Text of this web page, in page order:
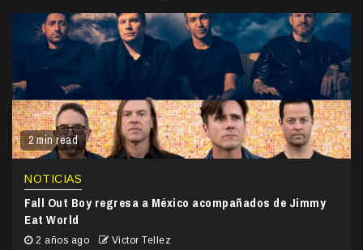
2 min read
NOTICIAS
Fall Out Boy regresa a México acompañados de Jimmy
Eat World
2 años ago Victor Tellez